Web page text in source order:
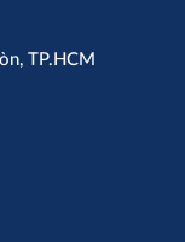
TP.HCM